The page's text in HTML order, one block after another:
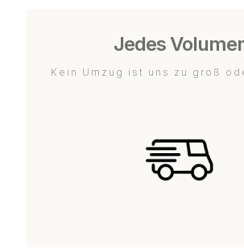
Jedes
Kein Umzug ist uns zu groß